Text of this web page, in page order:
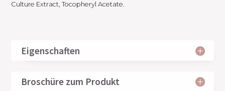
Culture Extract, Tocopheryl Acetate.
Eigenschaften
Broschüre zum Produkt